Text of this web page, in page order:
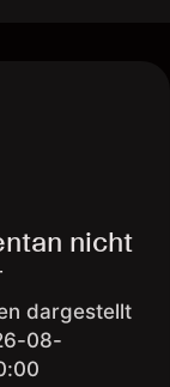
nicht
dargestellt
08-